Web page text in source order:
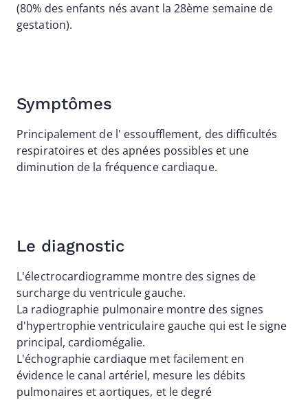
(80% des enfants nés avant la 28ème semaine de
gestation).
Symptômes
Principalement de l' essoufflement, des difficultés
respiratoires et des apnées possibles et une
diminution de la fréquence cardiaque.
Le diagnostic
L'électrocardiogramme montre des signes de
surcharge du ventricule gauche.
La radiographie pulmonaire montre des signes
d'hypertrophie ventriculaire gauche qui est le signe
principal, cardiomégalie.
L'échographie cardiaque met facilement en
évidence le canal artériel, mesure les débits
pulmonaires et aortiques, et le degré